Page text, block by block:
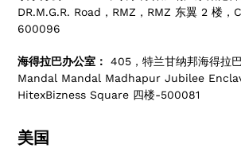
DR.M.G.R. Road，RMZ，RMZ 东翼 2 楼，
600096
海得拉巴办公室：
405，特兰甘纳邦海得拉
Mandal Mandal Madhapur Jubilee
HitexBizness Square 四楼-500081
美国